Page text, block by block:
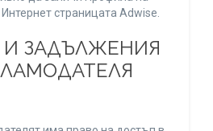
страницата Adwise.
И ЗАДЪЛЖЕНИЯ